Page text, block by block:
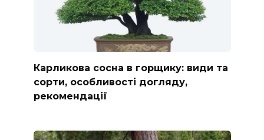
Карликова сосна в горщику: види та
сорти, особливості догляду,
рекомендації